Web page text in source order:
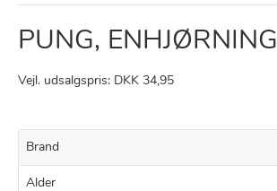
PUNG, ENHJØRNING
Vejl. udsalgspris: DKK 34,95
Brand
Alder